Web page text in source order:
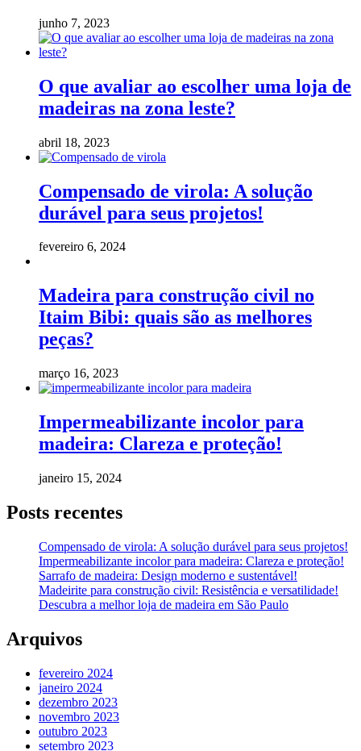
junho 7, 2023
O que avaliar ao escolher uma loja de
madeiras na zona leste?
abril 18, 2023
Compensado de virola: A solução
durável para seus projetos!
fevereiro 6, 2024
Madeira para construção civil no
Itaim Bibi: quais são as melhores
peças?
março 16, 2023
Impermeabilizante incolor para
madeira: Clareza e proteção!
janeiro 15, 2024
Posts recentes
Compensado de virola: A solução durável para seus projetos!
Impermeabilizante incolor para madeira: Clareza e proteção!
Sarrafo de madeira: Design moderno e sustentável!
Madeirite para construção civil: Resistência e versatilidade!
Descubra a melhor loja de madeira em São Paulo
Arquivos
fevereiro 2024
janeiro 2024
dezembro 2023
novembro 2023
outubro 2023
setembro 2023